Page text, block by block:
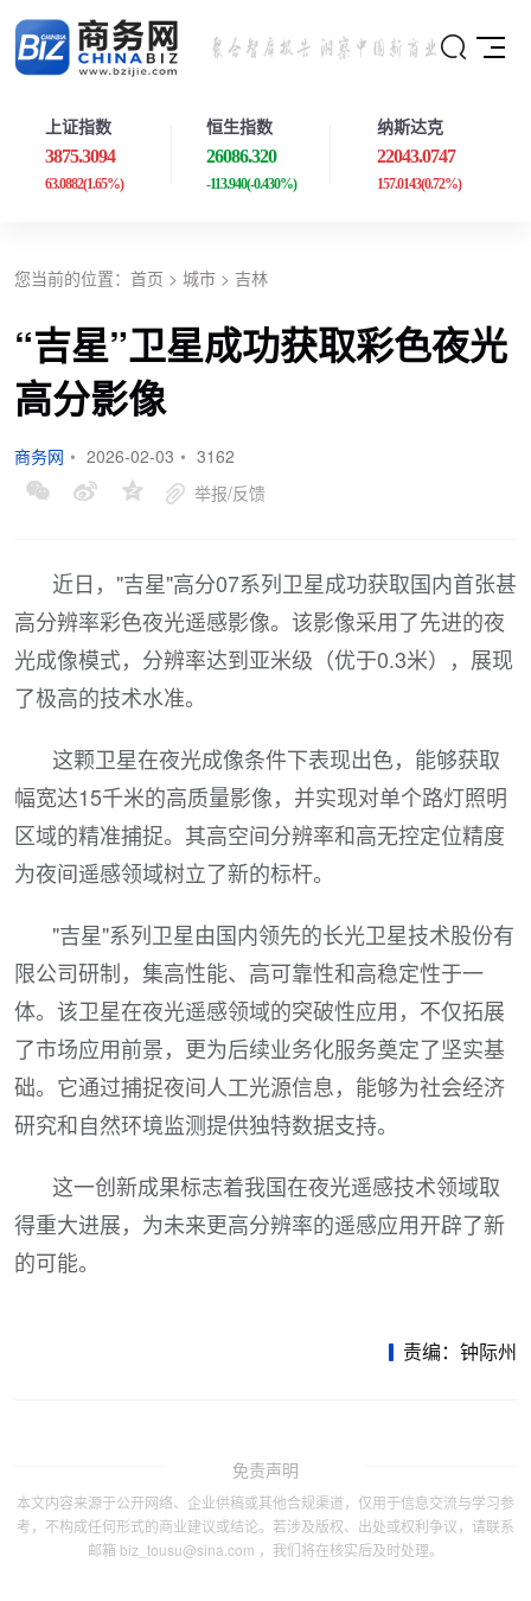
上证指数
3875.3094
63.0882(1.65%)
恒生指数
26086.320
-113.940(-0.430%)
纳斯达克
22043.0747
157.0143(0.72%)
您当前的位置： 首页 > 城市 > 吉林
“吉星”卫星成功获取彩色夜光
高分影像
商务网 • 2026-02-03 • 3162
举报/反馈
近日，"吉星"高分07系列卫星成功获取国内首张甚
高分辨率彩色夜光遥感影像。该影像采用了先进的夜
光成像模式，分辨率达到亚米级（优于0.3米），展现
了极高的技术水准。
这颗卫星在夜光成像条件下表现出色，能够获取
幅宽达15千米的高质量影像，并实现对单个路灯照明
区域的精准捕捉。其高空间分辨率和高无控定位精度
为夜间遥感领域树立了新的标杆。
"吉星"系列卫星由国内领先的长光卫星技术股份有
限公司研制，集高性能、高可靠性和高稳定性于一
体。该卫星在夜光遥感领域的突破性应用，不仅拓展
了市场应用前景，更为后续业务化服务奠定了坚实基
础。它通过捕捉夜间人工光源信息，能够为社会经济
研究和自然环境监测提供独特数据支持。
这一创新成果标志着我国在夜光遥感技术领域取
得重大进展，为未来更高分辨率的遥感应用开辟了新
的可能。
责编：钟际州
免责声明
本文内容来源于公开网络、企业供稿或其他合规渠道，仅用于信息交流与学习参
考，不构成任何形式的商业建议或结论。若涉及版权、出处或权利争议，请联系
邮箱 biz_tousu@sina.com ，我们将在核实后及时处理。